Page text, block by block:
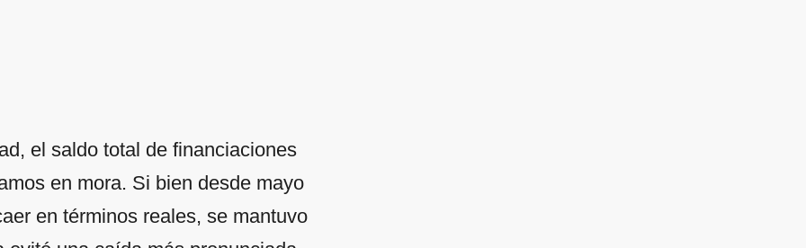
el saldo total de financiaciones
en mora. Si bien desde mayo
en términos reales, se mantuvo